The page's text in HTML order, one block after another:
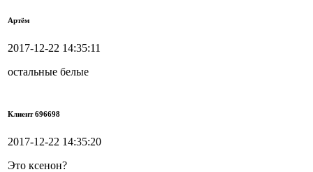
Артём
2017-12-22 14:35:11
остальные белые
Клиент 696698
2017-12-22 14:35:20
Это ксенон?